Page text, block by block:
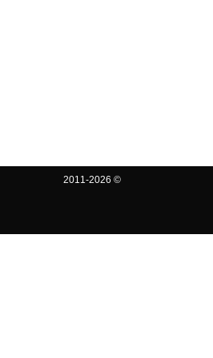
2011-2026 ©